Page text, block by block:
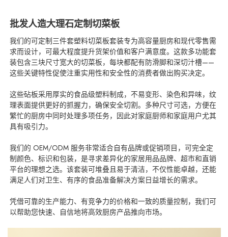
批发人造大理石定制切菜板
我们的可定制三件套塑料切菜板套装专为高容量厨房和现代零售需
求而设计，可最大程度提升货架价值和客户满意度。这款多功能套
装包含三块尺寸宽大的切菜板，每块都配有防滑脚和深切汁槽——
这些关键特性促使注重实用性和安全性的消费者做出购买决定。
这些砧板采用厚实的食品级塑料制成，不易变形、染色和异味，纹
理表面提供更好的抓握力，确保安全切割。多种尺寸可选，方便在
繁忙的厨房中同时处理多项任务，因此对家庭厨师和家庭用户尤其
具有吸引力。
我们的 OEM/ODM 服务非常适合自有品牌或促销项目，可完全定
制颜色、标识和包装，是寻求差异化的家居用品品牌、超市和直销
平台的理想之选。该套装可堆叠且易于清洁，不仅性能卓越，还能
满足人们对卫生、有序的食品准备解决方案日益增长的需求。
凭借可靠的生产能力、有竞争力的价格和一致的质量控制，我们可
以帮助您快速、自信地将高效厨房产品推向市场。